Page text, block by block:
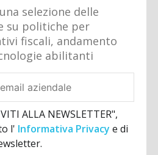
selezione delle
su politiche per
fiscali, andamento
abilitanti
ALLA NEWSLETTER",
l' Informativa Privacye di